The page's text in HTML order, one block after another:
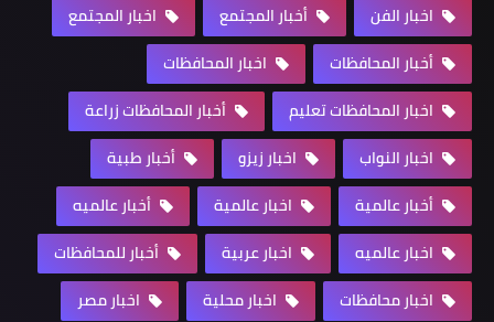
اخبار الفن
أخبار المجتمع
اخبار المجتمع
أخبار المحافظات
اخبار المحافظات
اخبار المحافظات تعليم
أخبار المحافظات زراعة
اخبار النواب
اخبار زيزو
أخبار طبية
أخبار عالمية
اخبار عالمية
أخبار عالميه
اخبار عالميه
اخبار عربية
أخبار للمحافظات
اخبار محافظات
اخبار محلية
اخبار مصر